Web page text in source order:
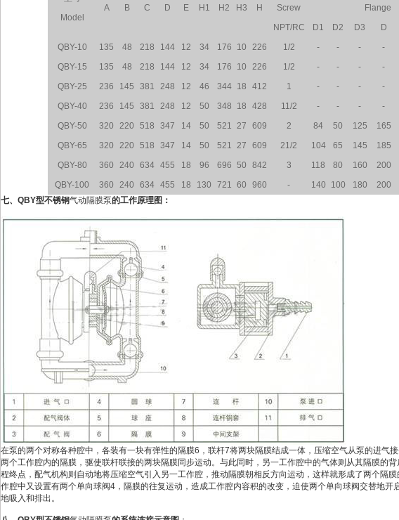
Model
A B C D E H1 H2 H3 H
Screw
Flange
NPT/RC
D1 D2 D3 D
QBY-10
135 48 218 144 12 34 176 10 226 1/2 - - - -
QBY-15 135 48 218 144 12 34 176 10 226 1/2 - - - -
QBY-25 236 145 381 248 12 46 344 18 412 1 - - - -
QBY-40 236 145 381 248 12 50 348 18 428 11/2 - - - -
QBY-50 320 220 518 347 14 50 521 27 609 2 84 50 125 165
QBY-65 320 220 518 347 14 50 521 27 609 21/2 104 65 145 185
QBY-80 360 240 634 455 18 96 696 50 842 3 118 80 160 200
QBY-100 360 240 634 455 18 130 721 60 960 - 140 100 180 200
七、 QBY型不锈钢气动隔膜泵的工作原理图：
在泵的两个对称各种腔中，各装有一块有弹性的隔膜6，联杆7将两块隔膜结成一体，压缩空气从泵的进气
两个工作腔内的隔膜，驱使联杆联接的两块隔膜同步运动。与此同时，另一工作腔中的气体则从其隔膜的
程终点，配气机构则自动地将压缩空气引入另一工作腔，推动隔膜朝相反方向运动，这样就形成了两个隔
作腔中又设置有两个单向球阀4，隔膜的往复运动，造成工作腔内容积的改变，迫使两个单向球阀交替地开
地吸入和排出。